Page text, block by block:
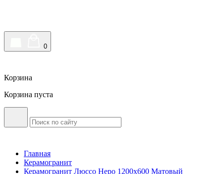
0
Корзина
Корзина пуста
Главная
Керамогранит
Керамогранит Люссо Неро 1200x600 Матовый